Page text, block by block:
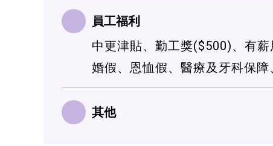
員工福利
中更津貼、勤工獎($500)、有
婚假、恩恤假、醫療及牙科保
其他